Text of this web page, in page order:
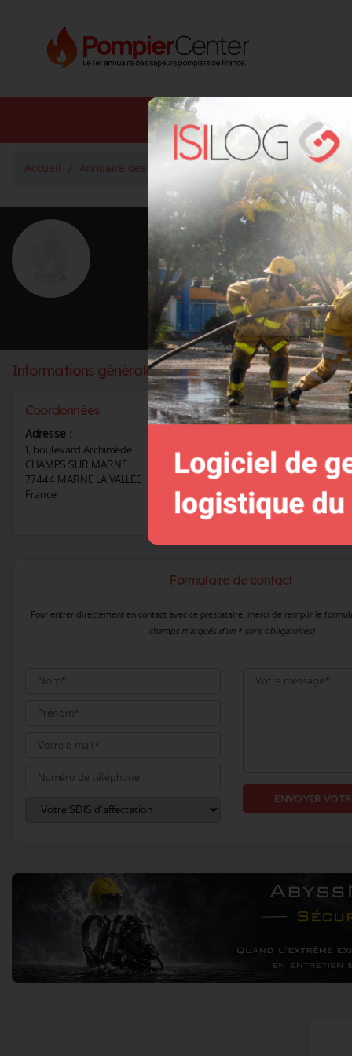
Annuaire SDIS
Accueil Annuaire des fournisseurs des Métiers du Feu
< Retour à la liste des fournisseurs
UGAP - UNION
PUBLICS
Activité principale
Centrale d'achats et
Informations générales :
Coordonnées
Adresse :
1, boulevard Archimède
CHAMPS SUR MARNE
77444 MARNE LA VALLEE
France
CONTACTER CE
Formulaire de contact
Pour entrer directement en contact avec ce prestataire, merci de remplir le
champs marqués d'un * sont obligatoires)
ENVOYER